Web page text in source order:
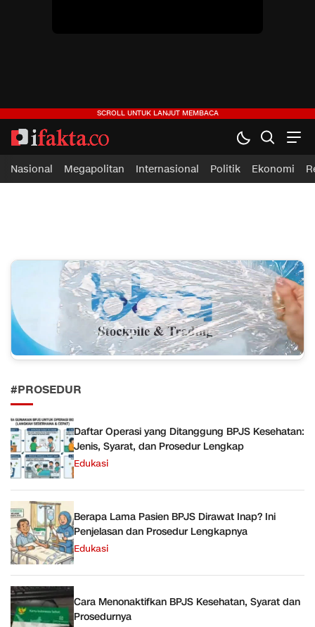
ifakta.co
#pastibenar
Nasional Megapolitan Internasional Politik Ekonomi
#PROSEDUR
Daftar Operasi yang Ditanggung BPJS Kesehatan:
Jenis, Syarat, dan Prosedur Lengkap
Edukasi
Berapa Lama Pasien BPJS Dirawat Inap? Ini
Penjelasan dan Prosedur Lengkapnya
Edukasi
Cara Menonaktifkan BPJS Kesehatan, Syarat dan
Prosedurnya